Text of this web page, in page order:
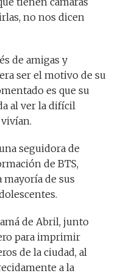
no nos dicen
de amigas y
ser el motivo de su
es que su
al ver la difícil
seguidora de
de BTS,
mayoría de sus
de Abril, junto
para imprimir
de la ciudad, al
a la